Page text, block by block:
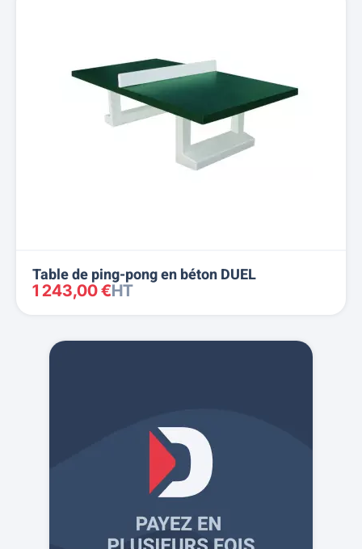
Table de ping-pong en béton DUEL
1 243,00 €HT